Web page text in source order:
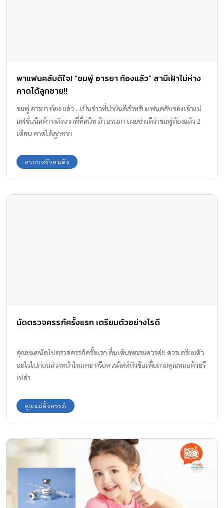
พาแฟนคลับดีใจ! “ชมพู่ อารยา ท้องแล้ว” สามีเฝ้าไม่ห่าง
คาดได้ลูกชาย!!
ชมพู่ อารยา ท้อง แล้ว ...เป็นข่าวที่น่ายินดีสำหรับแฟนคลับของเจ้าแม่
แฟชั่นนิสต้า หลังจากพี่ที่สนิท ม้า อรนภา เผยข่าวดีว่าชมพู่ท้องแล้ว 2
เดือน คาดได้ลูกชาย
ครอบครัวคนดัง
นัดตรวจครรภ์ครั้งแรก เตรียมตัวอย่างไรดี
คุณหมอนัดไปตรวจครรภ์ครั้งแรก ตื่นเต้นพอสมควรค่ะ ควรเตรียมตัว
อะไรไปก่อนล่วงหน้าไหมคะ หรือควรลิสต์หัวข้อเพื่อถามคุณหมอด้วยรึ
เปล่า
คุณแม่ตั้งครรภ์